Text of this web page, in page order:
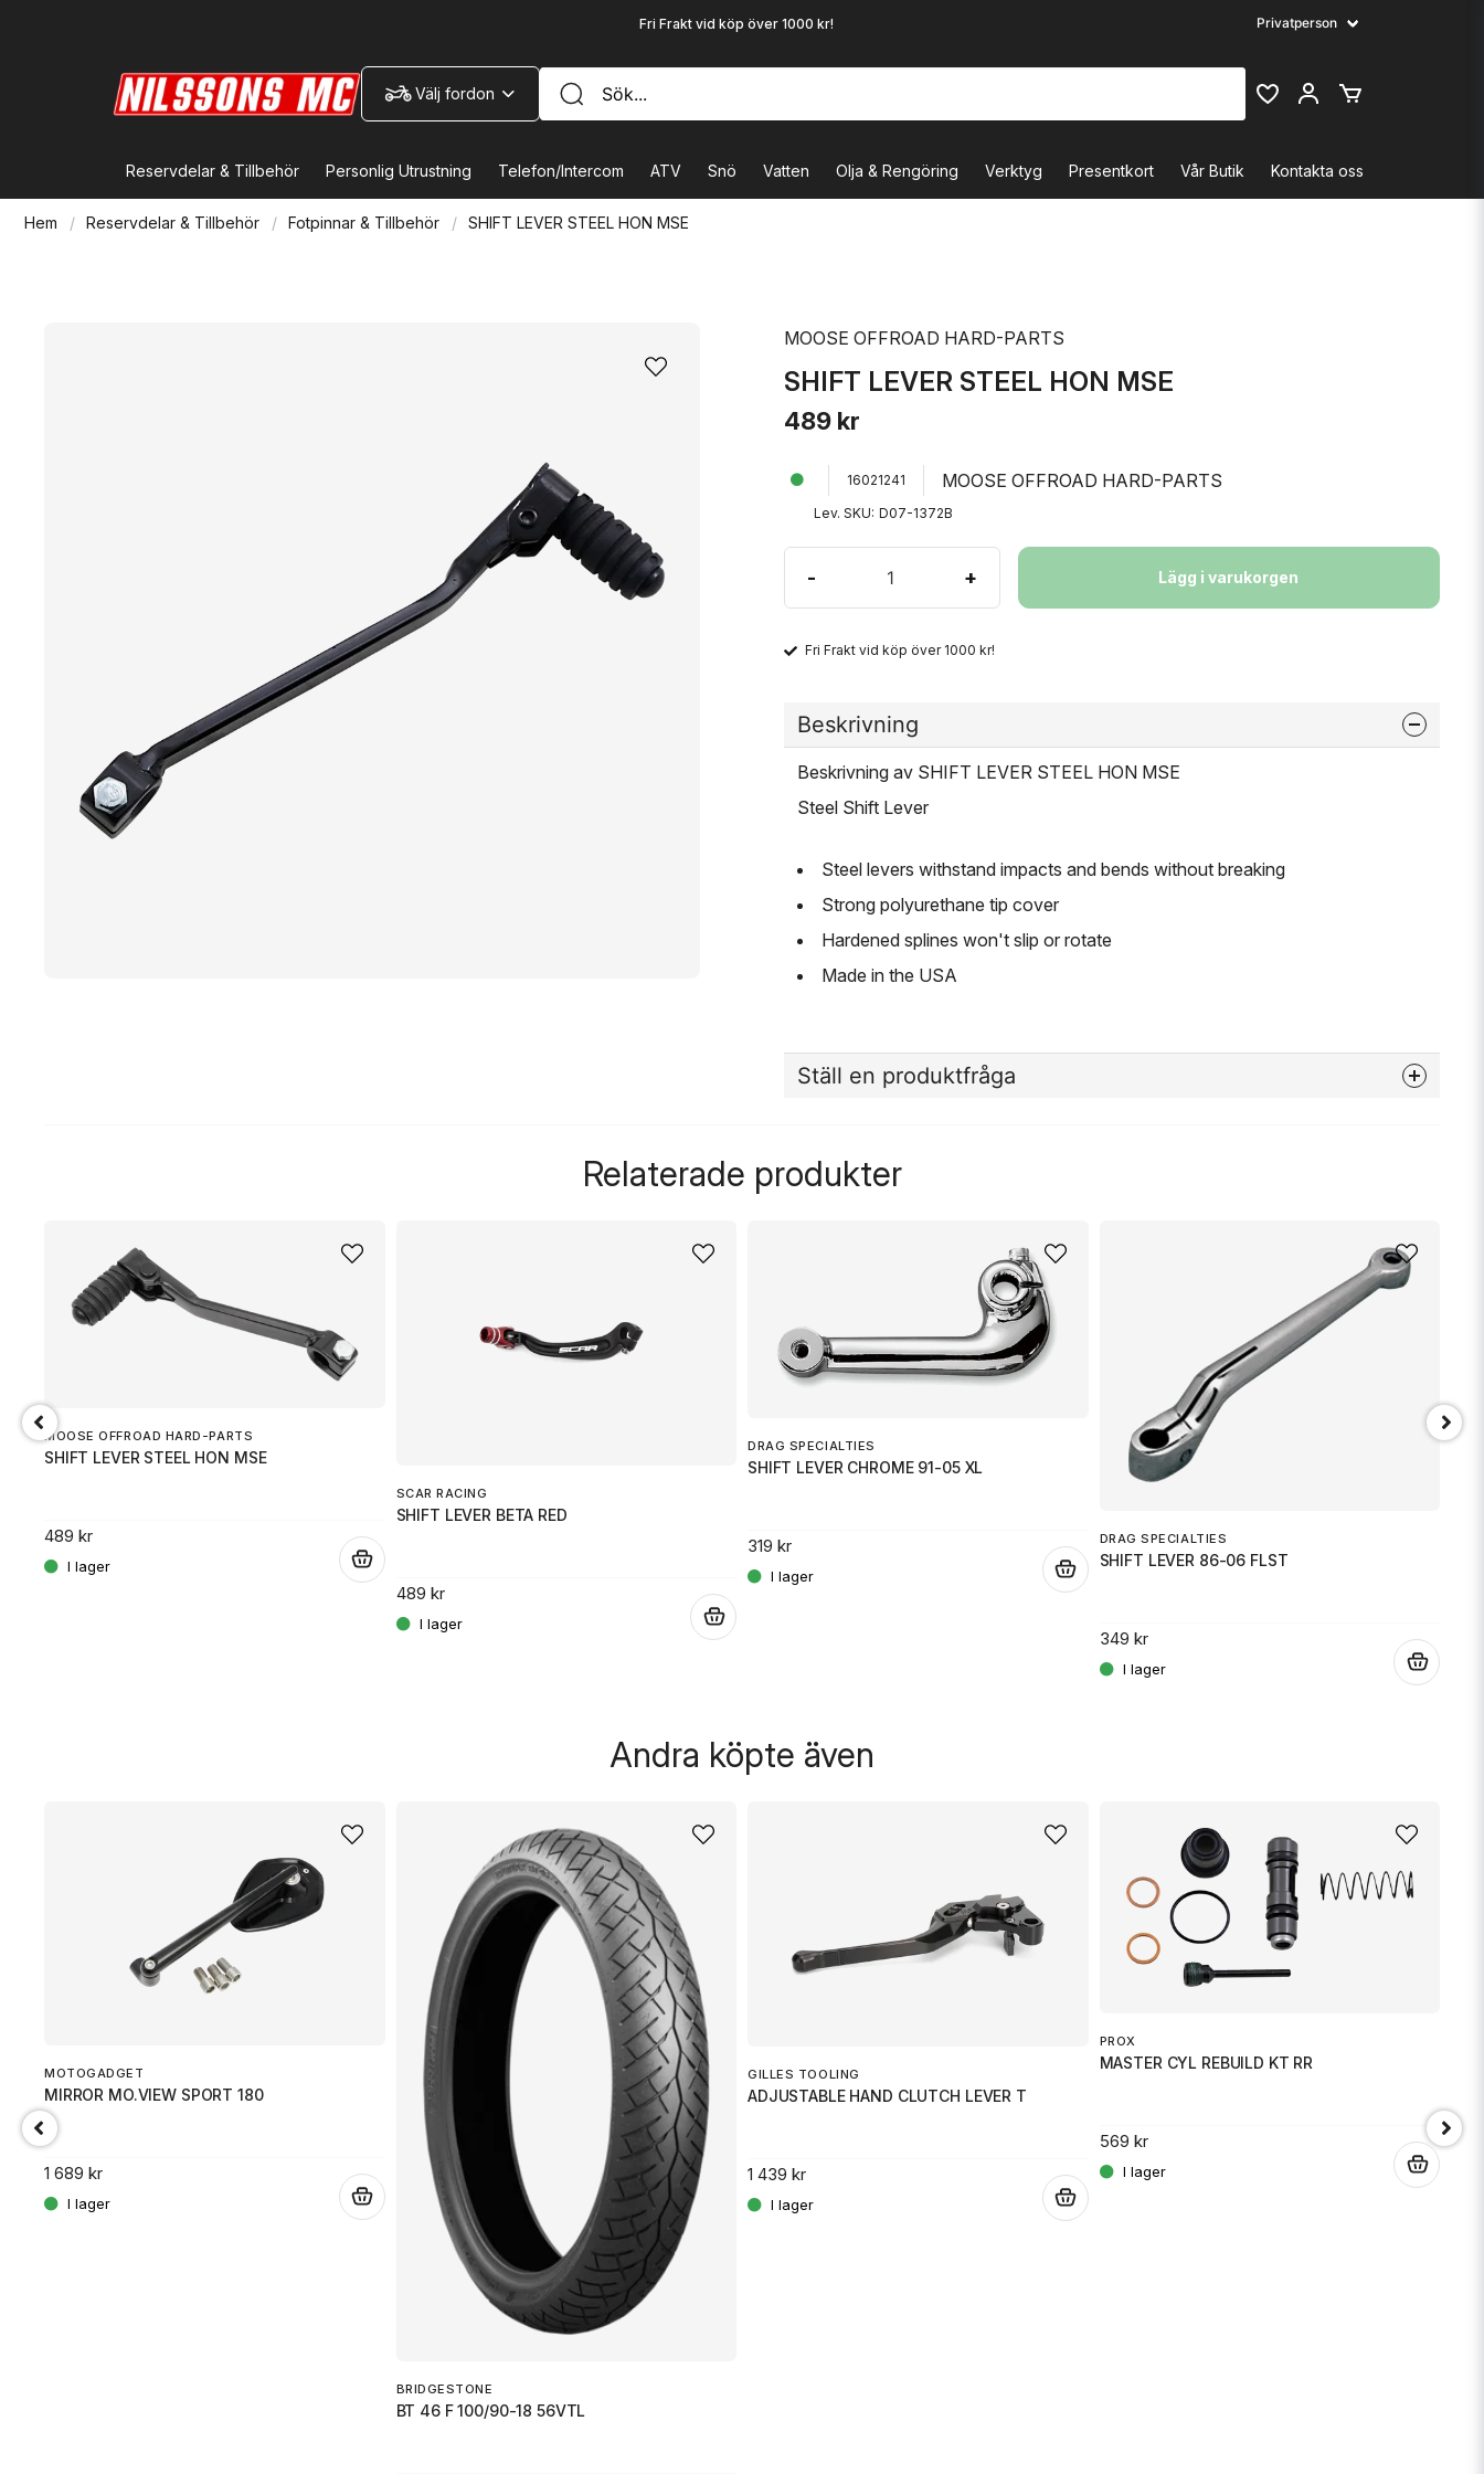
Fri Frakt vid köp över 1000 kr!
Välj fordon
Reservdelar & Tillbehör Personlig Utrustning Telefon/Intercom ATV Snö Vatten Olja & Rengöring Verktyg Presentkort Vår Butik Kontakta oss
Hem Reservdelar & Tillbehör Fotpinnar & Tillbehör SHIFT LEVER STEEL HON MSE
MOOSE OFFROAD HARD-PARTS
SHIFT LEVER STEEL HON MSE
489 kr
16021241 MOOSE OFFROAD HARD-PARTS
Lev. SKU: D07-1372B
- + Lägg i varukorgen
Fri Frakt vid köp över 1000 kr!
Beskrivning
Beskrivning av SHIFT LEVER STEEL HON MSE
Steel Shift Lever
Steel levers withstand impacts and bends without breaking
Strong polyurethane tip cover
Hardened splines won't slip or rotate
Made in the USA
Ställ en produktfråga
Ja, ni får publicera min fråga
Skicka fråga
Relaterade produkter
MOOSE OFFROAD HARD-PARTS
SHIFT LEVER STEEL HON MSE
489 kr
SCAR RACING
SHIFT LEVER BETA RED
489 kr
DRAG SPECIALTIES
SHIFT LEVER CHROME 91-05 XL
319 kr DRAG SPECIALTIES
SHIFT LEVER 86-06 FLST
349 kr
Andra köpte även
MOTOGADGET
MIRROR MO.VIEW SPORT 180
1 689 kr
BRIDGESTONE
BT 46 F 100/90-18 56VTL
GILLES TOOLING
ADJUSTABLE HAND CLUTCH LEVER T
1 439 kr
PROX
MASTER CYL REBUILD KT RR
569 kr